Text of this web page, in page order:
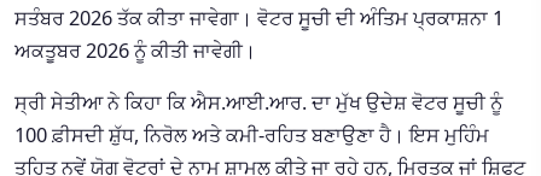
ਸਤੰਬਰ 2026 ਤੱਕ ਕੀਤਾ ਜਾਵੇਗਾ। ਵੋਟਰ ਸੂਚੀ ਦੀ ਅੰਤਿਮ ਪ੍ਰਕਾਸ਼ਨਾ 1
ਅਕਤੂਬਰ 2026 ਨੂੰ ਕੀਤੀ ਜਾਵੇਗੀ।
ਸ੍ਰੀ ਸੇਤੀਆ ਨੇ ਕਿਹਾ ਕਿ ਐਸ.ਆਈ.ਆਰ. ਦਾ ਮੁੱਖ ਉਦੇਸ਼ ਵੋਟਰ ਸੂਚੀ ਨੂੰ
100 ਫ਼ੀਸਦੀ ਸ਼ੁੱਧ, ਨਿਰੋਲ ਅਤੇ ਕਮੀ-ਰਹਿਤ ਬਣਾਉਣਾ ਹੈ। ਇਸ ਮੁਹਿੰਮ
ਤਹਿਤ ਨਵੇਂ ਯੋਗ ਵੋਟਰਾਂ ਦੇ ਨਾਮ ਸ਼ਾਮਲ ਕੀਤੇ ਜਾ ਰਹੇ ਹਨ, ਮ੍ਰਿਤਕ ਜਾਂ ਸ਼ਿਫਟ